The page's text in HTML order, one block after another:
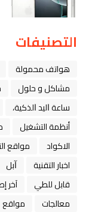
التصنيفات
هواتف محمولة
مشاكل و حلول
ﺳﺎﻋﺔ ﺍﻟﻴﺪ ﺍﻟﺬﻛﻴﺔ،
أنظمة التشغيل
الاكواد
مواقع
اخبار التقنية
ﺁﺑﻞ
قابل للطي
آخر
معالجات
مواقع